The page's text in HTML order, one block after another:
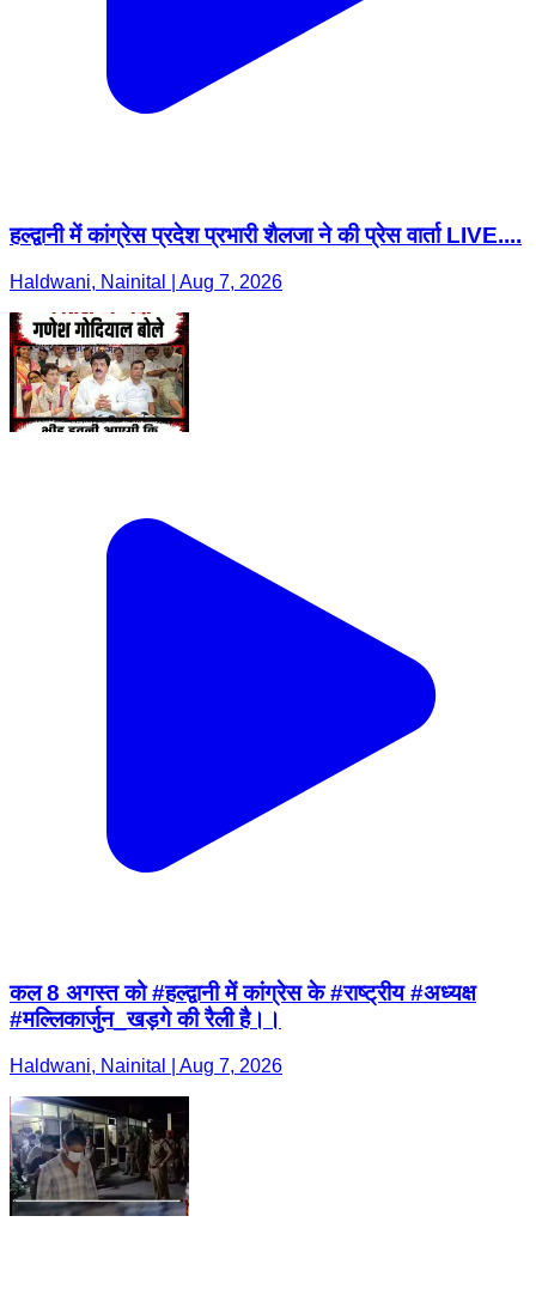
हल्द्वानी में कांग्रेस प्रदेश प्रभारी शैलजा ने की प्रेस वार्ता LIVE....
Haldwani, Nainital | Aug 7, 2026
कल 8 अगस्त को #हल्द्वानी में कांग्रेस के #राष्ट्रीय #अध्यक्ष
#मल्लिकार्जुन_खड़गे की रैली है।।
Haldwani, Nainital | Aug 7, 2026